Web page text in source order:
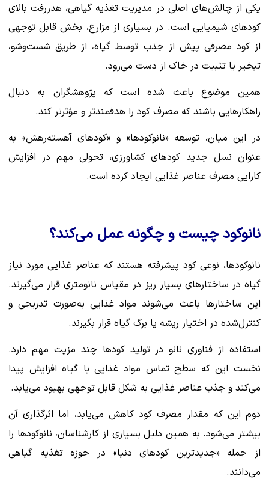
یکی از چالش‌های اصلی در مدیریت تغذیه گیاهی، هدررفت بالای
کودهای شیمیایی است. در بسیاری از مزارع، بخش قابل توجهی
از کود مصرفی پیش از جذب توسط گیاه، از طریق شست‌وشو،
تبخیر یا تثبیت در خاک از دست می‌رود.
همین موضوع باعث شده است که پژوهشگران به دنبال
راهکارهایی باشند که مصرف کود را هدفمندتر و مؤثرتر کند.
در این میان، توسعه «نانوکودها» و «کودهای آهسته‌رهش» به
عنوان نسل جدید کودهای کشاورزی، تحولی مهم در افزایش
کارایی مصرف عناصر غذایی ایجاد کرده است.
نانوکود چیست و چگونه عمل می‌کند؟
نانوکودها، نوعی کود پیشرفته هستند که عناصر غذایی مورد نیاز
گیاه در ساختارهای بسیار ریز در مقیاس نانومتری قرار می‌گیرند.
این ساختارها باعث می‌شوند مواد غذایی به‌صورت تدریجی و
کنترل‌شده در اختیار ریشه یا برگ گیاه قرار بگیرند.
استفاده از فناوری نانو در تولید کودها چند مزیت مهم دارد.
نخست این که سطح تماس مواد غذایی با گیاه افزایش پیدا
می‌کند و جذب عناصر غذایی به شکل قابل توجهی بهبود می‌یابد.
دوم این که مقدار مصرف کود کاهش می‌یابد، اما اثرگذاری آن
بیشتر می‌شود. به همین دلیل بسیاری از کارشناسان، نانوکودها را
از جمله «جدیدترین کودهای دنیا» در حوزه تغذیه گیاهی
می‌دانند.